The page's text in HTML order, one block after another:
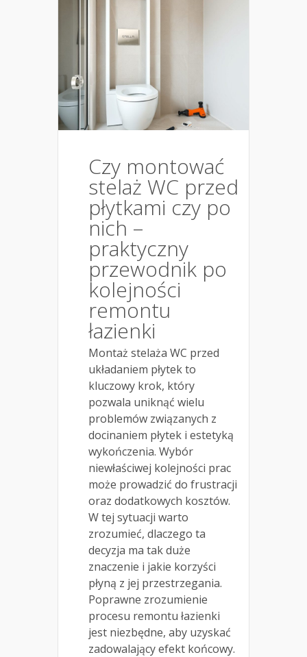
Czy montować
stelaż WC przed
płytkami czy po
nich –
praktyczny
przewodnik po
kolejności
remontu
łazienki
Montaż stelaża WC przed
układaniem płytek to
kluczowy krok, który
pozwala uniknąć wielu
problemów związanych z
docinaniem płytek i estetyką
wykończenia. Wybór
niewłaściwej kolejności prac
może prowadzić do frustracji
oraz dodatkowych kosztów.
W tej sytuacji warto
zrozumieć, dlaczego ta
decyzja ma tak duże
znaczenie i jakie korzyści
płyną z jej przestrzegania.
Poprawne zrozumienie
procesu remontu łazienki
jest niezbędne, aby uzyskać
zadowalający efekt końcowy.